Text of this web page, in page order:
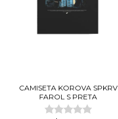
CAMISETA KOROVA SPKRV
FAROL S PRETA